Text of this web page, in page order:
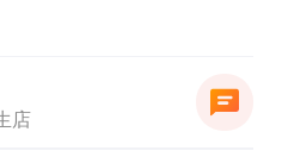
店